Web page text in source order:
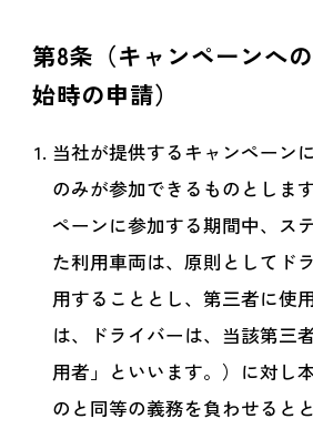
第8条（キャンペーンへ
始時の申請）
当社が提供するキャンペーン
のみが参加できるものとしま
ペーンに参加する期間中、ス
た利用車両は、原則としてド
用することとし、第三者に使
は、ドライバーは、当該第三
用者」といいます。）に対し
のと同等の義務を負わせると